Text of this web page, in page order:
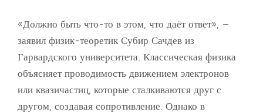
«Должно быть что-то в этом, что даёт ответ», –
заявил физик-теоретик Субир Сачдев из
Гарвардского университета. Классическая физика
объясняет проводимость движением электронов
или квазичастиц, которые сталкиваются друг с
другом, создавая сопротивление. Однако в